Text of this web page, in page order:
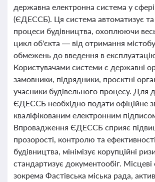
державна електронна система у
(ЄДЕССБ). Ця система автоматизує та
процеси будівництва, охоплюючи
цикл об'єкта — від отримання
обмежень до введення в
Користувачами системи є державні
замовники, підрядники, проєктні
учасники будівельного процесу. Для
ЄДЕССБ необхідно подати офіційне
кваліфікованим електронним
Впровадження ЄДЕССБ сприяє
прозорості, контролю та
будівництва, мінімізує корупційні
стандартизує документообіг.
зокрема Фастівська міська рада,